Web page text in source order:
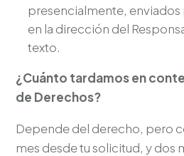
presencialmente,
en la dirección del
texto.
¿Cuánto tardamos en
de Derechos?
Depende del derecho, pero
mes desde tu solicitud, y dos